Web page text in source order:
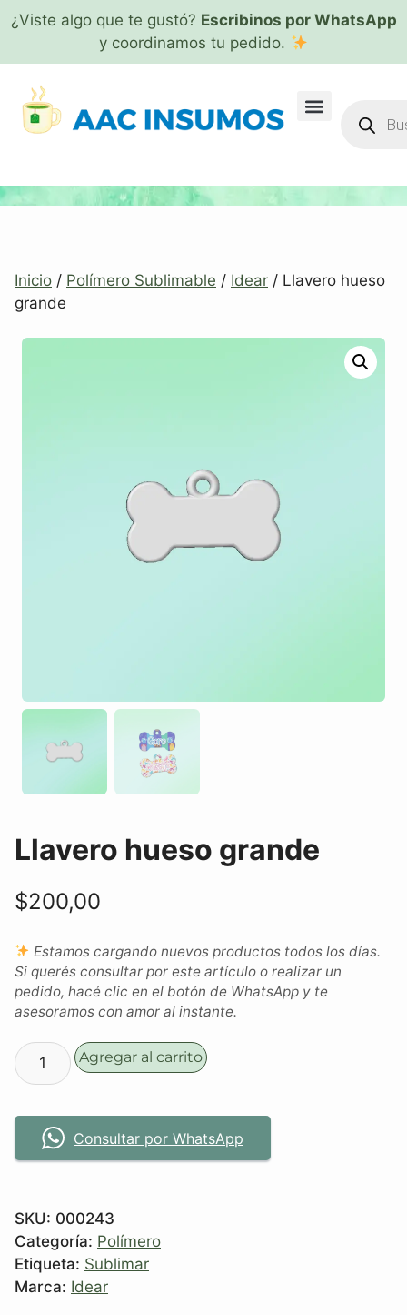
¿Viste algo que te gustó? Escribinos por WhatsApp
y coordinamos tu pedido.
Inicio / Polímero Sublimable / Idear / Llavero hueso
grande
Llavero hueso grande
$200,00
Estamos cargando nuevos productos todos los días.
Si querés consultar por este artículo o realizar un
pedido, hacé clic en el botón de WhatsApp y te
asesoramos con amor al instante.
Agregar al carrito
Consultar por WhatsApp
SKU: 000243
Categoría: Polímero
Etiqueta: Sublimar
Marca: Idear